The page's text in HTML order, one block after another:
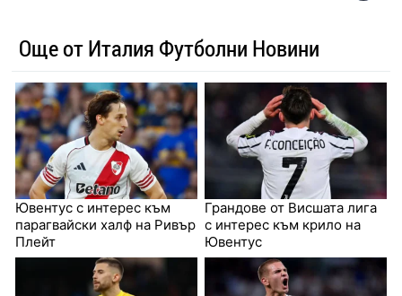
Още от Италия Футболни Новини
Ювентус с интерес към
парагвайски халф на Ривър
Плейт
Грандове от Висшата лига
с интерес към крило на
Ювентус